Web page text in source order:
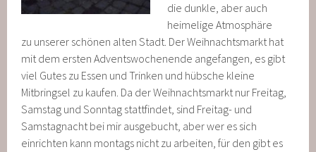
die dunkle, aber auch
heimelige Atmosphäre
zu unserer schönen alten Stadt. Der Weihnachtsmarkt hat
mit dem ersten Adventswochenende angefangen, es gibt
viel Gutes zu Essen und Trinken und hübsche kleine
Mitbringsel zu kaufen. Da der Weihnachtsmarkt nur Freitag,
Samstag und Sonntag stattfindet, sind Freitag- und
Samstagnacht bei mir ausgebucht, aber wer es sich
einrichten kann montags nicht zu arbeiten, für den gibt es